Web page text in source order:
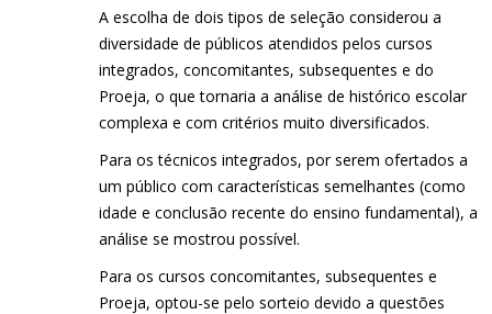
A escolha de dois tipos de seleção considerou a
diversidade de públicos atendidos pelos cursos
integrados, concomitantes, subsequentes e do
Proeja, o que tornaria a análise de histórico escolar
complexa e com critérios muito diversificados.
Para os técnicos integrados, por serem ofertados a
um público com características semelhantes (como
idade e conclusão recente do ensino fundamental), a
análise se mostrou possível.
Para os cursos concomitantes, subsequentes e
Proeja, optou-se pelo sorteio devido a questões